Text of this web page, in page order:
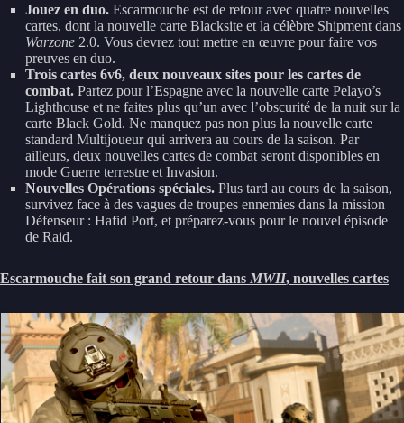
Jouez en duo. Escarmouche est de retour avec quatre nouvelles
cartes, dont la nouvelle carte Blacksite et la célèbre Shipment dans
Warzone 2.0. Vous devrez tout mettre en œuvre pour faire vos
preuves en duo.
Trois cartes 6v6, deux nouveaux sites pour les cartes de
combat. Partez pour l’Espagne avec la nouvelle carte Pelayo’s
Lighthouse et ne faites plus qu’un avec l’obscurité de la nuit sur la
carte Black Gold. Ne manquez pas non plus la nouvelle carte
standard Multijoueur qui arrivera au cours de la saison. Par
ailleurs, deux nouvelles cartes de combat seront disponibles en
mode Guerre terrestre et Invasion.
Nouvelles Opérations spéciales. Plus tard au cours de la saison,
survivez face à des vagues de troupes ennemies dans la mission
Défenseur : Hafid Port, et préparez-vous pour le nouvel épisode
de Raid.
Escarmouche fait son grand retour dans MWII, nouvelles cartes